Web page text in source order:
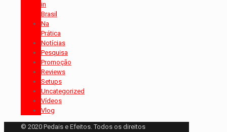
in
Brasil
Na
Prática
Notícias
Pesquisa
Promoção
Reviews
Setups
Uncategorized
Vídeos
Vlog
© 2020 Pedais e Efeitos. Todos os direitos